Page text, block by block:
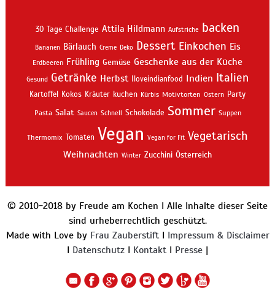
30 Tage Challenge Attila Hildmann Aufstriche backen
Bananen Bärlauch Creme Deko Dessert Einkochen Eis
Erdbeeren Frühling Gemüse Geschenke aus der Küche
Gesund Getränke Herbst Iloveindianfood Indien Italien
Kartoffel Kokos Kräuter kuchen Kürbis Motivtorten Ostern Party
Pasta Salat Saucen Schnell Schokolade Sommer Suppen
Thermomix Tomaten Vegan Vegan for Fit Vegetarisch
Weihnachten Winter Zucchini Österreich
© 2010-2018 by Freude am Kochen I Alle Inhalte dieser Seite
sind urheberrechtlich geschützt.
Made with Love by Frau ZauberstiftI Impressum & Disclaimer
I Datenschutz I KontaktI Presse |